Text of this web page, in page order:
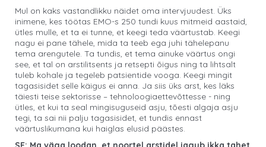
Mul on kaks vastandlikku näidet oma intervjuudest. Üks
inimene, kes töötas EMO-s 250 tundi kuus mitmeid aastaid,
ütles mulle, et ta ei tunne, et keegi teda väärtustab. Keegi
nagu ei pane tähele, mida ta teeb ega juhi tähelepanu
tema arengutele. Ta tundis, et tema ainuke väärtus ongi
see, et tal on arstilitsents ja retsepti õigus ning ta lihtsalt
tuleb kohale ja tegeleb patsientide vooga. Keegi mingit
tagasisidet selle käigus ei anna. Ja siis üks arst, kes läks
täiesti teise sektorisse – tehnoloogiaettevõttesse - ning
ütles, et kui ta seal mingisuguseid asju, tõesti algaja asju
tegi, ta sai nii palju tagasisidet, et tundis ennast
väärtuslikumana kui haiglas elusid päästes.